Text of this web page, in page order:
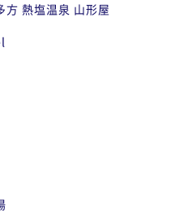
方 熱塩温泉 山形屋